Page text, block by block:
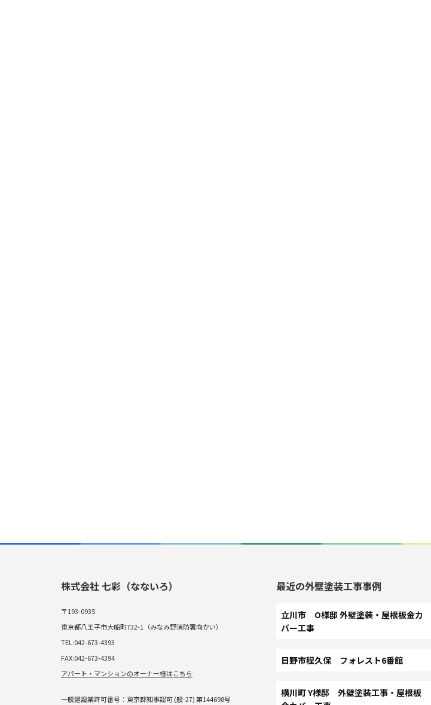
株式会社 七彩（なないろ）
〒193-0935
東京都八王子市大船町732-1（みなみ野消防署向かい）
TEL:042-673-4393
FAX:042-673-4394
アパート・マンションのオーナー様はこちら
一般建設業許可番号：東京都知事認可 (般-27) 第144698号
最近の外壁塗装工事事例
立川市 O様邸 外壁塗装・屋根板金カ
バー工事
日野市程久保 フォレスト6番館
横川町 Y様邸 外壁塗装工事・屋根板